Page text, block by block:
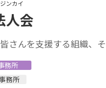
ンカイ
人会
さんを支援する組織、
務所
務所